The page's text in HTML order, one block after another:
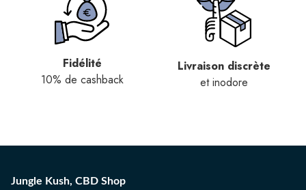
Fidélité
10% de cashback
Livraison discrète
et inodore
Jungle Kush, CBD Shop